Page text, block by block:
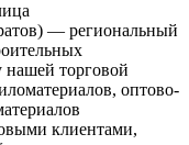
— региональный
нашей торговой
оптово-
клиентами,